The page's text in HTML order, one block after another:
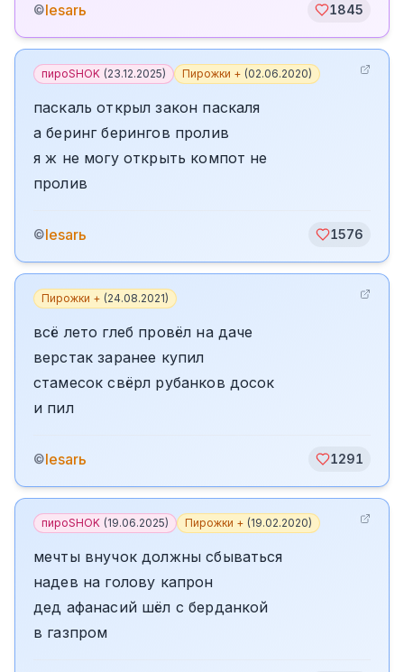
©lesarь 1845
пироSHOK (23.12.2025) Пирожки + (02.06.2020)
паскаль открыл закон паскаля
а беринг берингов пролив
я ж не могу открыть компот не
пролив
©lesarь 1576
Пирожки + (24.08.2021)
всё лето глеб провёл на даче
верстак заранее купил
стамесок свёрл рубанков досок
и пил
©lesarь 1291
пироSHOK (19.06.2025) Пирожки + (19.02.2020)
мечты внучок должны сбываться
надев на голову капрон
дед афанасий шёл с берданкой
в газпром